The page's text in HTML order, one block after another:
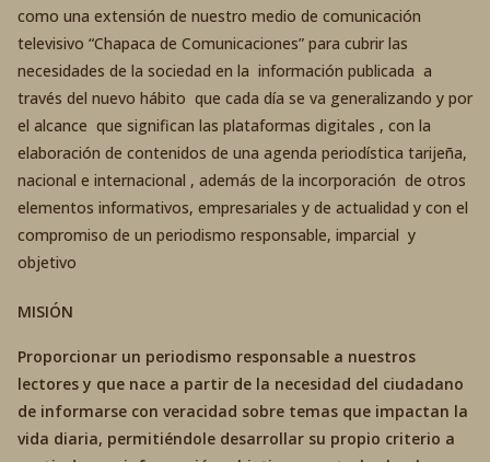
como una extensión de nuestro medio de comunicación
televisivo “Chapaca de Comunicaciones” para cubrir las
necesidades de la sociedad en la información publicada a
través del nuevo hábito que cada día se va generalizando y por
el alcance que significan las plataformas digitales , con la
elaboración de contenidos de una agenda periodística tarijeña,
nacional e internacional , además de la incorporación de otros
elementos informativos, empresariales y de actualidad y con el
compromiso de un periodismo responsable, imparcial y
objetivo
MISIÓN
Proporcionar un periodismo responsable a nuestros
lectores y que nace a partir de la necesidad del ciudadano
de informarse con veracidad sobre temas que impactan la
vida diaria, permitiéndole desarrollar su propio criterio a